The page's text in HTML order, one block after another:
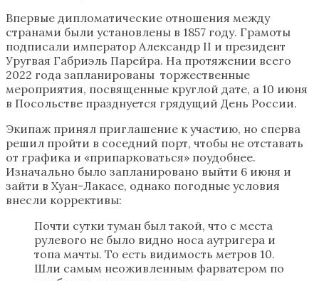
Впервые дипломатические отношения между
странами были установлены в 1857 году. Грамоты
подписали император Александр II и президент
Уругвая Габриэль Парейра. На протяжении всего
2022 года запланированы торжественные
мероприятия, посвященные круглой дате, а 10 июня
в Посольстве празднуется грядущий День России.
Экипаж принял приглашение к участию, но сперва
решил пройти в соседний порт, чтобы не отставать
от графика и «припарковаться» поудобнее.
Изначально было запланировано выйти 6 июня и
зайти в Хуан-Лакасе, однако погодные условия
внесли коррективы:
Почти сутки туман был такой, что с места
рулевого не было видно носа аутригера и
топа мачты. То есть видимость метров 10.
Шли самым неоживленным фарватером по